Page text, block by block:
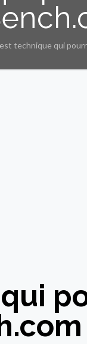
technique qui